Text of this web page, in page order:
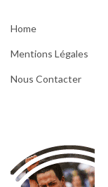
Home
Mentions Légales
Nous Contacter